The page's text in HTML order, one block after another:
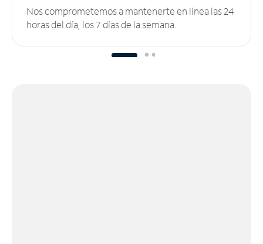
Nos comprometemos a mantenerte en línea las 24
horas del día, los 7 días de la semana.